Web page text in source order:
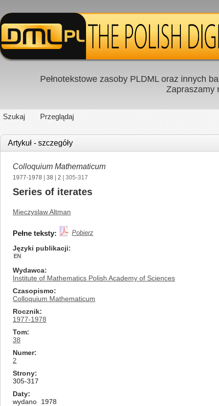
Pełnotekstowe zasoby PLDML oraz innych
Zapraszamy
Szukaj Przeglądaj
Artykuł - szczegóły
Colloquium Mathematicum
1977-1978 38 2 | 305-317
Series of iterates
Mieczyslaw Altman
Pełne teksty: Pobierz
Języki publikacji
EN
Wydawca
Institute of Mathematics Polish Academy of Sciences
Czasopismo
Colloquium Mathematicum
Rocznik
1977-1978
Tom
38
Numer
2
Strony
305-317
Daty
wydano
1978